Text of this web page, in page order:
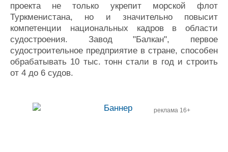
проекта не только укрепит морской флот
Туркменистана, но и значительно повысит
компетенции национальных кадров в области
судостроения. Завод "Балкан", первое
судостроительное предприятие в стране, способен
обрабатывать 10 тыс. тонн стали в год и строить
от 4 до 6 судов.
реклама 16+